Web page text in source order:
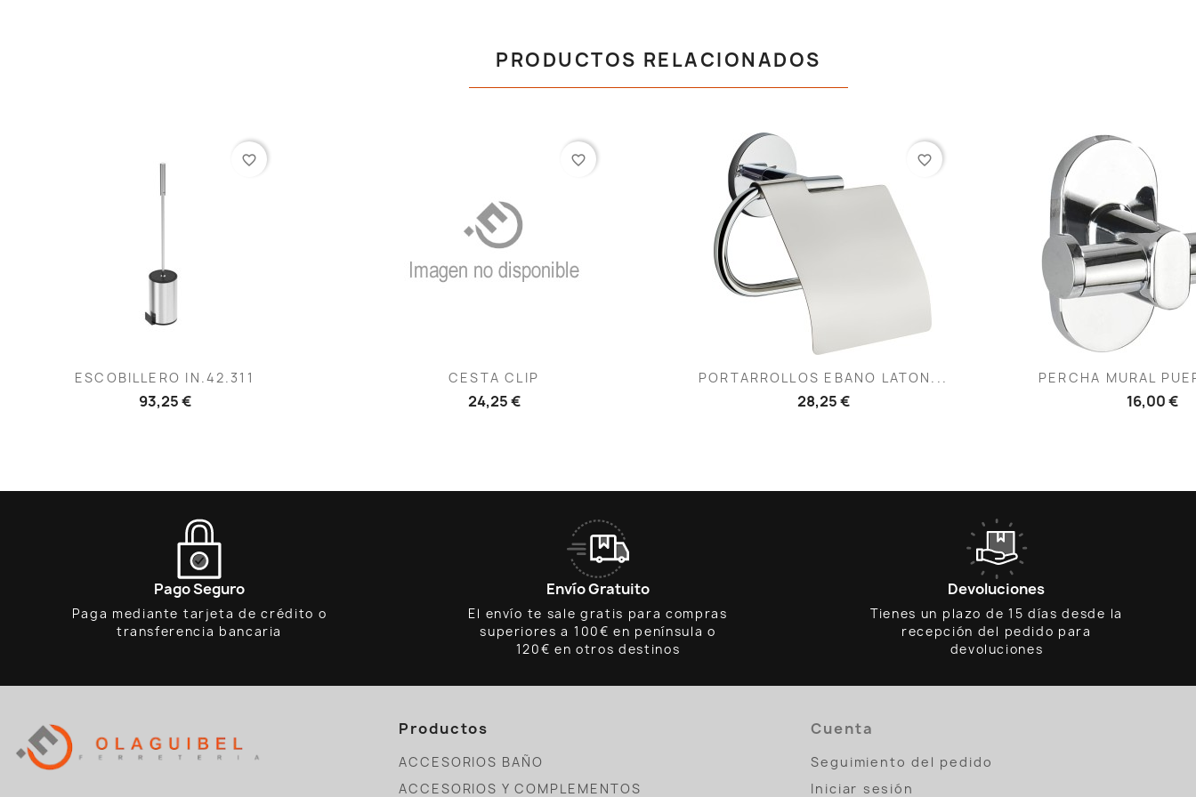
PRODUCTOS RELACIONADOS
Vista rápida
ESCOBILLERO IN.42.311
93,25 €
favorite_border
 Vista rápida
CESTA CLIP
24,25 €
favorite_border
 Vista rápida
PORTARROLLOS EBANO LATON...
28,25 €
favorite_border
Vista
PERCHA MURAL
16,00 €
Pago Seguro
Paga mediante tarjeta de crédito o
transferencia bancaria
Envío Gratuito
El envío te sale gratis para compras
superiores a 100€ en península o
120€ en otros destinos
Devoluciones
Tienes un plazo de 15 días desde la
recepción del pedido para
devoluciones
Productos
ACCESORIOS BAÑO
ACCESORIOS Y COMPLEMENTOS
Cuenta
Seguimiento del pedido
Iniciar sesión